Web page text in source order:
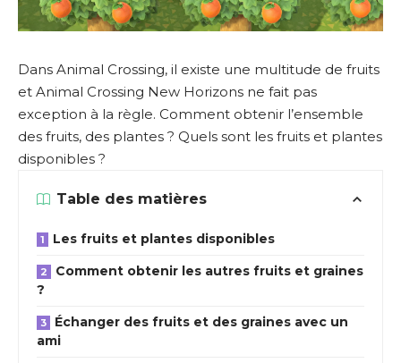
Dans Animal Crossing, il existe une multitude de fruits
et Animal Crossing New Horizons ne fait pas
exception à la règle. Comment obtenir l’ensemble
des fruits, des plantes ? Quels sont les fruits et plantes
disponibles ?
Table des matières
Les fruits et plantes disponibles
Comment obtenir les autres fruits et graines
?
Échanger des fruits et des graines avec un
ami